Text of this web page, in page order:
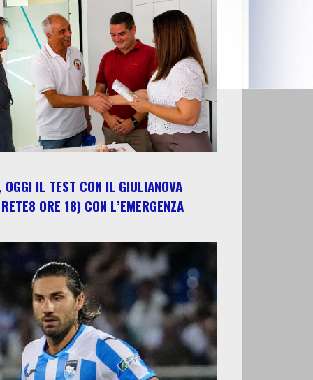
OGGI IL TEST CON IL GIULIANOVA
ORE 18) CON L’EMERGENZA